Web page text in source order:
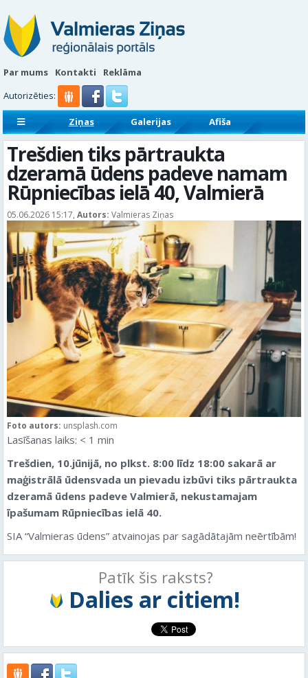
Par mums Kontakti
Reklāma
Autorizēties:
Ziņas Galerijas
Afiša
Sludinājumi
Reklāmraksti
Trešdien tiks pārtraukta
dzeramā ūdens padeve namam
Rūpniecības ielā 40, Valmierā
05.06.2026 15:17, Autors: Valmieras Ziņas
Foto autors: unsplash.com
Lasīšanas laiks: < 1 min
Trešdien, 10.jūnijā, no plkst. 8:00 līdz 18:00 sakarā ar
maģistrālā ūdensvada un pievadu izbūvi tiks pārtraukta
dzeramā ūdens padeve Valmierā, nekustamajam
īpašumam Rūpniecības ielā 40.
SIA “Valmieras ūdens” atvainojas par sagādātajām neērtībām!
Patīk šis raksts?
Dalies ar citiem!